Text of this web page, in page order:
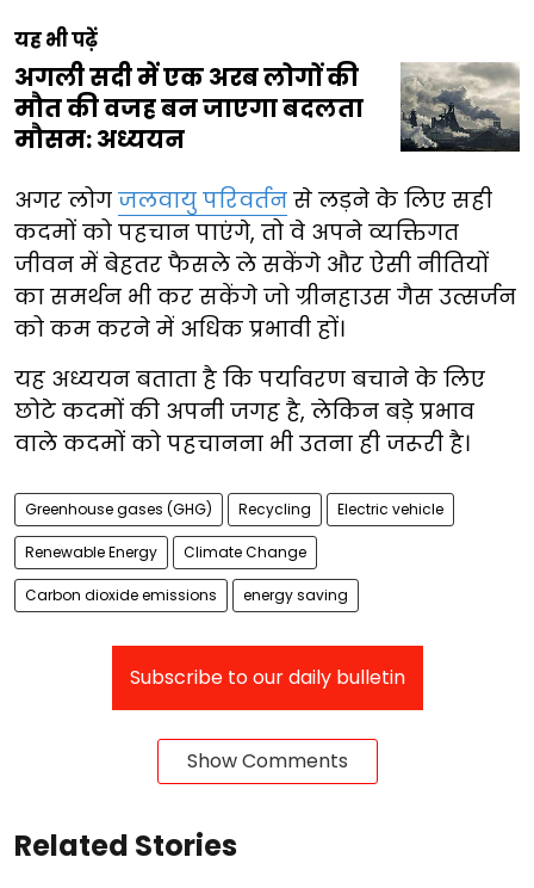
यह भी पढ़ें
अगली सदी में एक अरब लोगों की
मौत की वजह बन जाएगा बदलता
मौसम: अध्ययन
अगर लोग जलवायु परिवर्तन से लड़ने के लिए सही
कदमों को पहचान पाएंगे, तो वे अपने व्यक्तिगत
जीवन में बेहतर फैसले ले सकेंगे और ऐसी नीतियों
का समर्थन भी कर सकेंगे जो ग्रीनहाउस गैस उत्सर्जन
को कम करने में अधिक प्रभावी हों।
यह अध्ययन बताता है कि पर्यावरण बचाने के लिए
छोटे कदमों की अपनी जगह है, लेकिन बड़े प्रभाव
वाले कदमों को पहचानना भी उतना ही जरूरी है।
Greenhouse gases (GHG) Recycling Electric vehicle
Renewable Energy Climate Change
Carbon dioxide emissions energy saving
Subscribe to our daily bulletin
Show Comments
Related Stories